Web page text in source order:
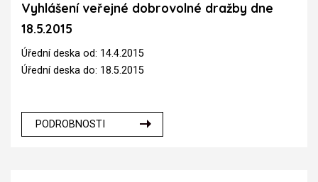
Vyhlášení veřejné dobrovolné dražby dne
18.5.2015
Úřední deska od: 14.4.2015
Úřední deska do: 18.5.2015
PODROBNOSTI